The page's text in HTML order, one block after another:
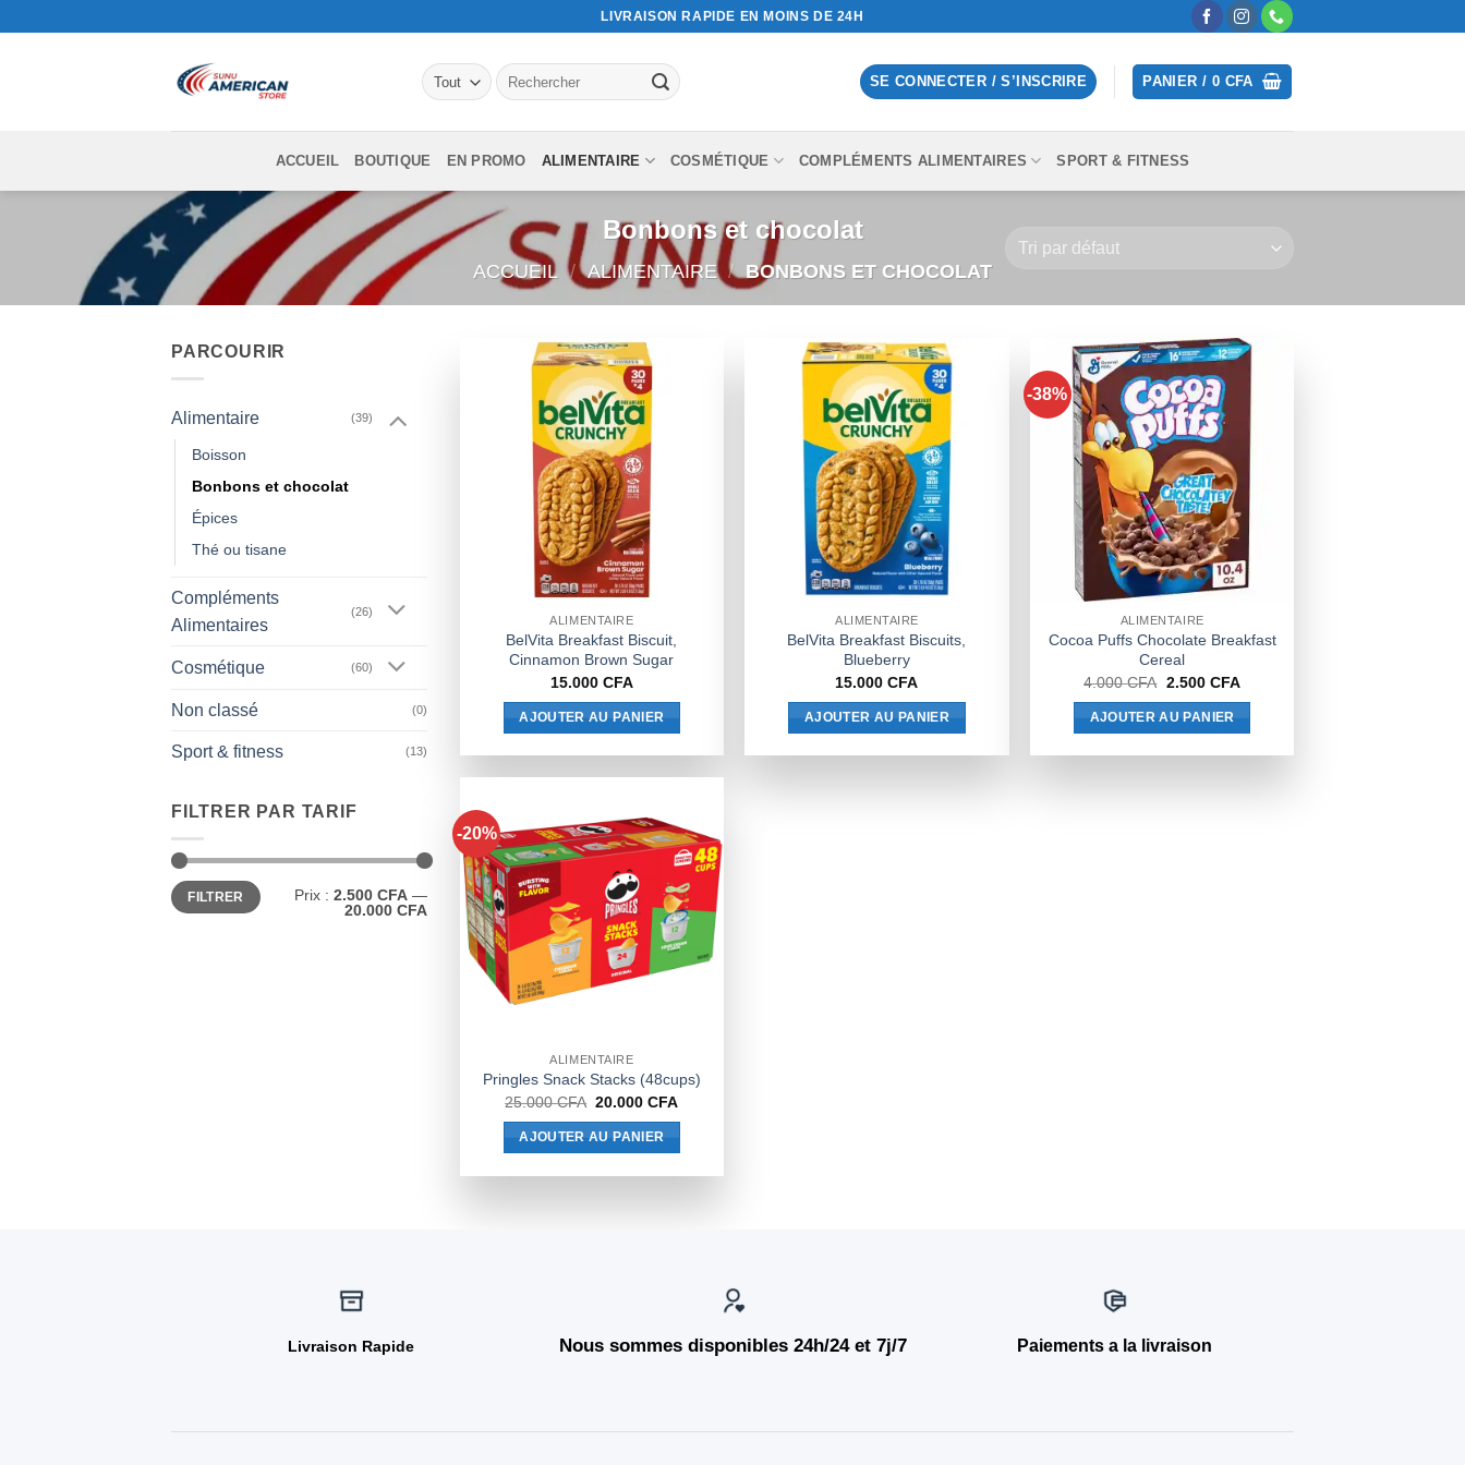
LIVRAISON RAPIDE EN MOINS DE 24H
Recherche
pour :
SE CONNECTER / S’INSCRIRE PANIER / 0 CFA
ACCUEIL BOUTIQUE EN PROMO ALIMENTAIRE COSMÉTIQUE COMPLÉMENTS ALIMENTAIRES SPORT & FITNESS
Bonbons et chocolat
ACCUEIL / ALIMENTAIRE / BONBONS ET CHOCOLAT
PARCOURIR
Alimentaire (39)
Boisson
Bonbons et chocolat
Épices
Thé ou tisane
Compléments
Alimentaires
(26)
Cosmétique (60)
Non classé (0)
Sport & fitness (13)
FILTRER PAR TARIF
Prix
min
Prix
maxFILTRER Prix : 2.500 CFA —
20.000 CFA
ALIMENTAIRE
BelVita Breakfast Biscuit,
Cinnamon Brown Sugar
15.000 CFA
AJOUTER AU PANIER
Ajouter
souhaits
ALIMENTAIRE
BelVita Breakfast Biscuits,
Blueberry
15.000CFA
AJOUTER AU PANIER
-38%
ALIMENTAIRE
Cocoa Puffs Chocolate Breakfast
Cereal
4.000CFA Le
initial
était :
2.500 CFALe
AJOUTER AU PANIER
-20%
Ajouter
à la liste
de
souhaits
ALIMENTAIRE
Pringles Snack Stacks (48cups)
25.000CFA Le
initial
était :
20.000CFA
AJOUTER AU PANIER
Livraison Rapide Nous sommes disponibles 24h/24 et 7j/7 Paiements a la livraison